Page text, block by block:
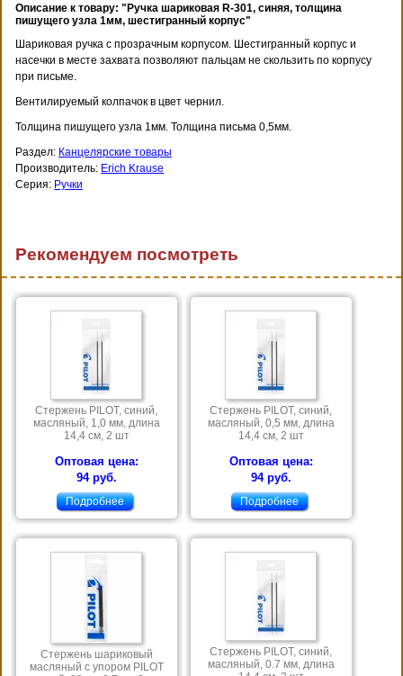
Описание к товару: "Ручка шариковая R-301, синяя, толщина
пишущего узла 1мм, шестигранный корпус"
Шариковая ручка с прозрачным корпусом. Шестигранный корпус и
насечки в месте захвата позволяют пальцам не скользить по корпусу
при письме.
Вентилируемый колпачок в цвет чернил.
Толщина пишущего узла 1мм. Толщина письма 0,5мм.
Раздел: Канцелярские товары
Производитель: Erich Krause
Серия: Ручки
Рекомендуем посмотреть
Стержень PILOT, синий,
масляный, 1,0 мм, длина
14,4 см, 2 шт
Оптовая цена:
94 руб.
Подробнее
Стержень PILOT, синий,
масляный, 0,5 мм, длина
14,4 см, 2 шт
Оптовая цена:
94 руб.
Подробнее
Стержень шариковый
масляный с упором PILOT
Стержень PILOT, синий,
масляный, 0.7 мм, длина